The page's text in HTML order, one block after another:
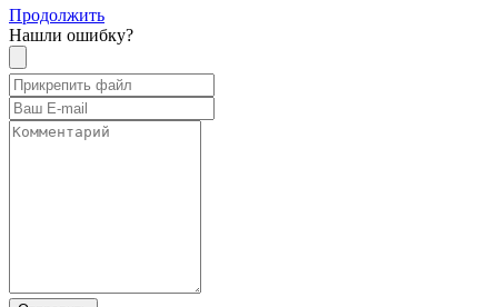
Продолжить
Нашли ошибку?